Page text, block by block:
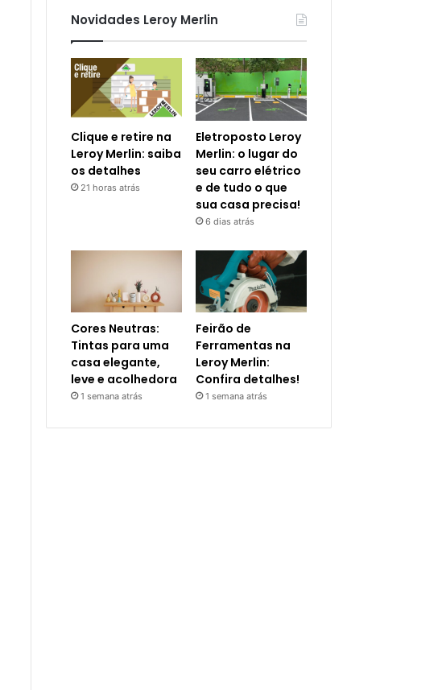
Novidades Leroy Merlin
Clique e retire na
Leroy Merlin: saiba
os detalhes
21 horas atrás
Eletroposto Leroy
Merlin: o lugar do
seu carro elétrico
e de tudo o que
sua casa precisa!
6 dias atrás
Cores Neutras:
Tintas para uma
casa elegante,
leve e acolhedora
1 semana atrás
Feirão de
Ferramentas na
Leroy Merlin:
Confira detalhes!
1 semana atrás